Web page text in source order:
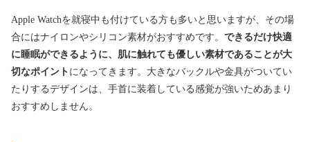
Apple Watchを就寝中も付けている方も多いと思いますが、その場
合にはナイロンやシリコン素材がおすすめです。 できるだけ快適
に睡眠ができるように、肌に触れても優しい素材であることが大
切なポイント になってきます。大きなバックルや金具がついてい
たりするデザインは、手首に装着している感覚が強いためあまり
おすすめしません。